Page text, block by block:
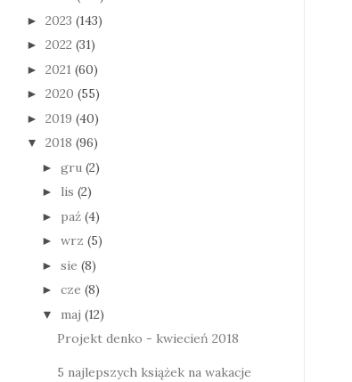
► 2023 (143)
► 2022 (31)
► 2021 (60)
► 2020 (55)
► 2019 (40)
▼ 2018 (96)
► gru (2)
► lis (2)
► paź (4)
► wrz (5)
► sie (8)
► cze (8)
▼ maj (12)
Projekt denko - kwiecień 2018
5 najlepszych książek na wakacje